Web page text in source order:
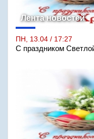
Лента новостей
ПН, 13.04 / 17:27
С праздником